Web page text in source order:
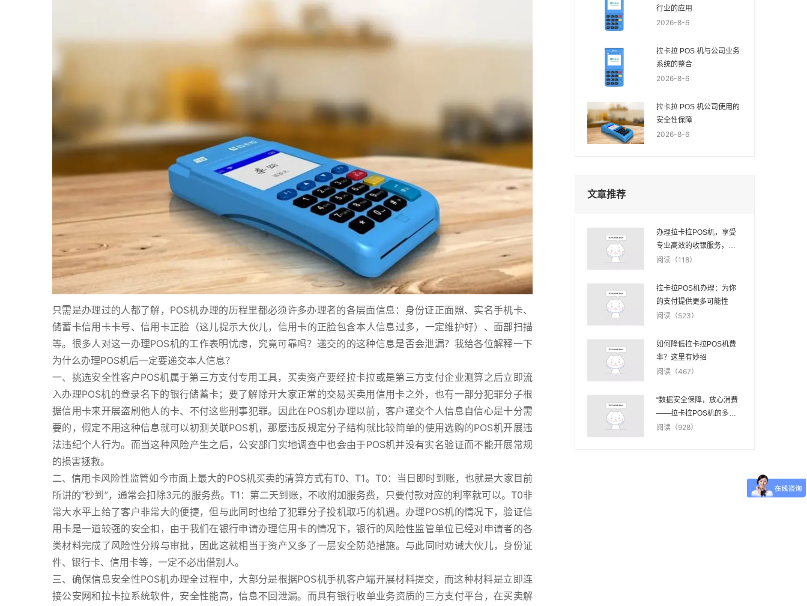
只需是办理过的人都了解，POS机办理的历程里都必须许多办理者的各层面信息：身份证正面照、实名手机卡、
储蓄卡信用卡卡号、信用卡正脸（这儿提示大伙儿，信用卡的正脸包含本人信息过多，一定维护好）、面部扫描
等。很多人对这一办理POS机的工作表明忧虑，究竟可靠吗？递交的的这种信息是否会泄漏？我给各位解释一下
为什么办理POS机后一定要递交本人信息？
一、挑选安全性客户POS机属于第三方支付专用工具，买卖资产要经拉卡拉或是第三方支付企业测算之后立即流
入办理POS机的登录名下的银行储蓄卡；要了解除开大家正常的交易买卖用信用卡之外，也有一部分犯罪分子根
据信用卡来开展盗刷他人的卡、不付这些刑事犯罪。因此在POS机办理以前，客户递交个人信息自信心是十分需
要的，假定不用这种信息就可以初测关联POS机，那麼违反规定分子结构就比较简单的使用选购的POS机开展违
法违纪个人行为。而当这种风险产生之后，公安部门实地调查中也会由于POS机并没有实名验证而不能开展常规
的损害拯救。
二、信用卡风险性监管如今市面上最大的POS机买卖的清算方式有T0、T1。T0：当日即时到账，也就是大家目前
所讲的“秒到”，通常会扣除3元的服务费。T1：第二天到账，不收附加服务费，只要付款对应的利率就可以。T0非
常大水平上给了客户非常大的便捷，但与此同时也给了犯罪分子投机取巧的机遇。办理POS机的情况下，验证信
用卡是一道较强的安全扣，由于我们在银行申请办理信用卡的情况下，银行的风险性监管单位已经对申请者的各
类材料完成了风险性分辨与审批，因此这就相当于资产又多了一层安全防范措施。与此同时劝诫大伙儿，身份证
件、银行卡、信用卡等，一定不必出借别人。
三、确保信息安全性POS机办理全过程中，大部分是根据POS机手机客户端开展材料提交，而这种材料是立即连
接公安网和拉卡拉系统软件，安全性能高，信息不回泄漏。而具有银行收单业务资质的三方支付平台，在买卖解
行业的应用
2026-8-6
拉卡拉 POS 机与公司业务
系统的整合
2026-8-6
拉卡拉 POS 机公司使用的
安全性保障
2026-8-6
文章推荐
办理拉卡拉POS机，享受
专业高效的收银服务，提
升顾客满意度与忠诚度
阅读（118）
拉卡拉POS机办理：为你
的支付提供更多可能性
阅读（523）
如何降低拉卡拉POS机费
率？这里有妙招
阅读（467）
“数据安全保障，放心消费
——拉卡拉POS机的多层
防护机制”
阅读（928）